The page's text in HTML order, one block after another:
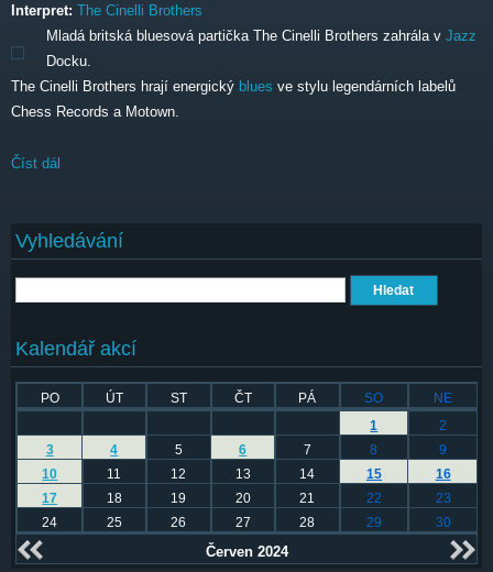
Interpret: The Cinelli Brothers
Mladá britská bluesová partička The Cinelli Brothers zahrála v Jazz
Docku.
The Cinelli Brothers hrají energický blues ve stylu legendárních labelů
Chess Records a Motown.
Číst dál
Vyhledávání
Kalendář akcí
PO ÚT ST ČT PÁ SO
NE
1
2
3
4 5 6 7 8
9
10
11 12 13 14 15
16
17
18 19 20 21 22
23
24
25 26 27 28 29 30
Červen 2024